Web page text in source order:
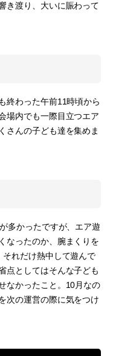
き渡り、大いに賑わって
終わった午前11時頃から
場内でも一際目立つエア
さんの子ども達を集めま
多かったですが、エア遊
なったのか、腕まくりを
れだけ熱中して遊んで
点としてはそんな子ども
なかったこと。10月なの
次の運営の際に気をつけ